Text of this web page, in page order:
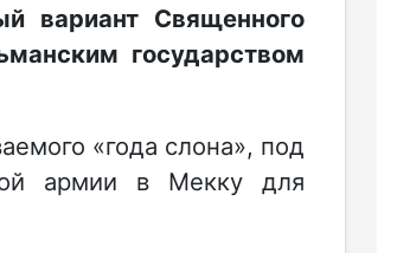
вариант Священного
государством
«года слона», под
армии в Мекку для